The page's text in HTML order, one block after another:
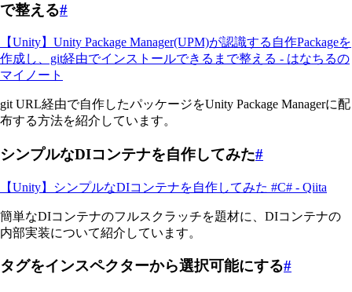
で整える#
【Unity】Unity Package Manager(UPM)が認識する自作Packageを
作成し、git経由でインストールできるまで整える - はなちるの
マイノート
git URL経由で自作したパッケージをUnity Package Managerに配
布する方法を紹介しています。
シンプルなDIコンテナを自作してみた#
【Unity】シンプルなDIコンテナを自作してみた #C# - Qiita
簡単なDIコンテナのフルスクラッチを題材に、DIコンテナの
内部実装について紹介しています。
タグをインスペクターから選択可能にする#